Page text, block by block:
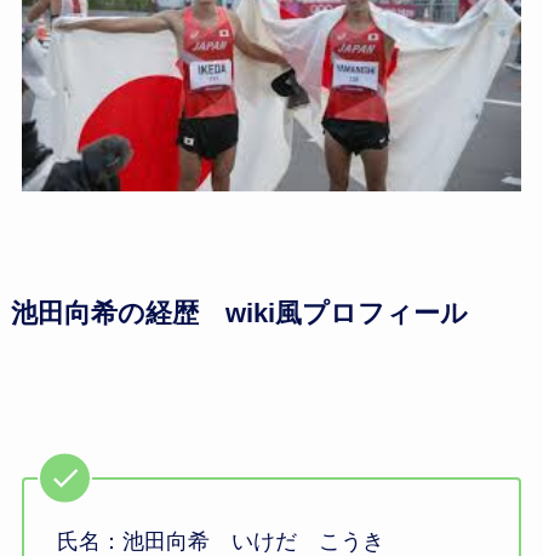
池田向希の経歴 wiki風プロフィール
氏名：池田向希 いけだ こうき